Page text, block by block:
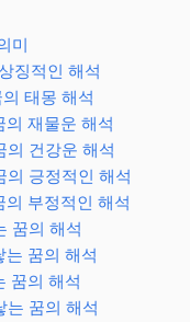
미
징적인 해석
태몽 해석
재물운 해석
의 건강운 해석
의 긍정적인 해석
부정적인 해석
꿈의 해석
는 꿈의 해석
꿈의 해석
는 꿈의 해석